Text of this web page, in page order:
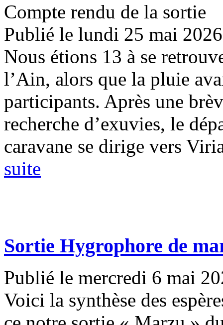
Compte rendu de la sortie
Publié le lundi 25 mai 2026
Nous étions 13 à se
l’Ain, alors que la pluie
participants. Après une
recherche d’exuvies, le
caravane se dirige vers
suite
Sortie Hygrophore de
Publié le mercredi 6 mai
Voici la synthèse des